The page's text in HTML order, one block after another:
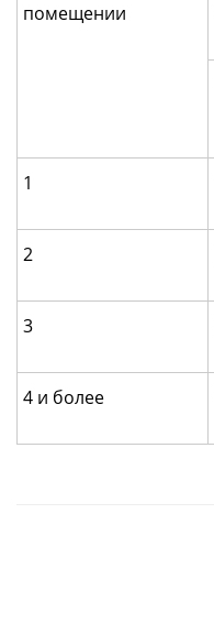
помещении
1
2
3
4 и более